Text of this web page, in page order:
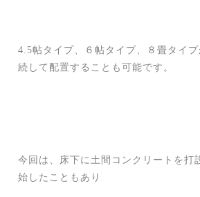
4.5帖タイプ、６帖タイプ、８畳タイ
続して配置することも可能です。
今回は、床下に土間コンクリートを打
始したこともあり